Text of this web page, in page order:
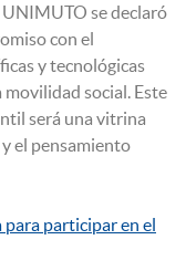
UNIMUTO se declaró
con el
y tecnológicas
social. Este
será una vitrina
el pensamiento
participar en el